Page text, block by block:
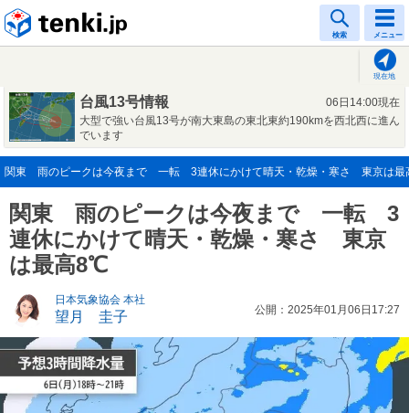
検索 メニュー
現在地
台風13号情報
06日14:00現在
大型で強い台風13号が南大東島の東北東約190kmを西北西に進ん
でいます
関東 雨のピークは今夜まで 一転 3連休にかけて晴天・乾燥・寒さ 東京は最
関東 雨のピークは今夜まで 一転 3
連休にかけて晴天・乾燥・寒さ 東京
は最高8℃
日本気象協会 本社
望月 圭子 公開：2025年01月06日17:27